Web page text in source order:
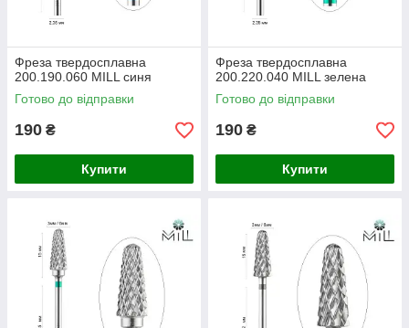
Фреза твердосплавна
200.190.060 MILL синя
Готово до відправки
190 ₴
Купити
Фреза твердосплавна
200.220.040 MILL зелена
Готово до відправки
190 ₴
Купити